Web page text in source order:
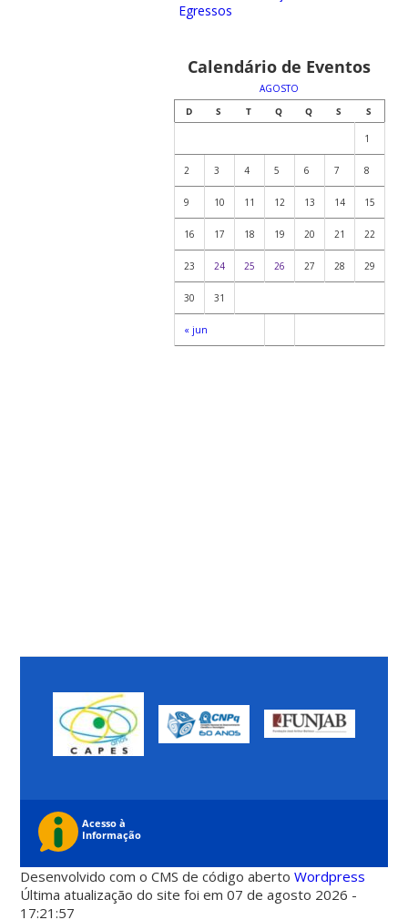
Egressos
Calendário de Eventos
AGOSTO
D
S T Q Q S S
« jun
1
2 3 4 5 6 7 8
9 10 11 12 13 14 15
16 17 18 19 20 21 22
23 24 25 26 27 28 29
30 31
Desenvolvido com o CMS de código abertoWordpress
Última atualização do site foi em 07 de agosto 2026 -
17:21:57